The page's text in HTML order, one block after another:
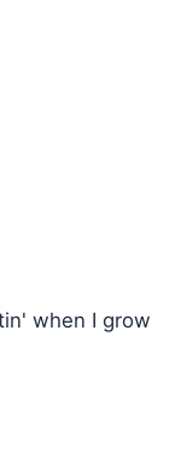
when I grow